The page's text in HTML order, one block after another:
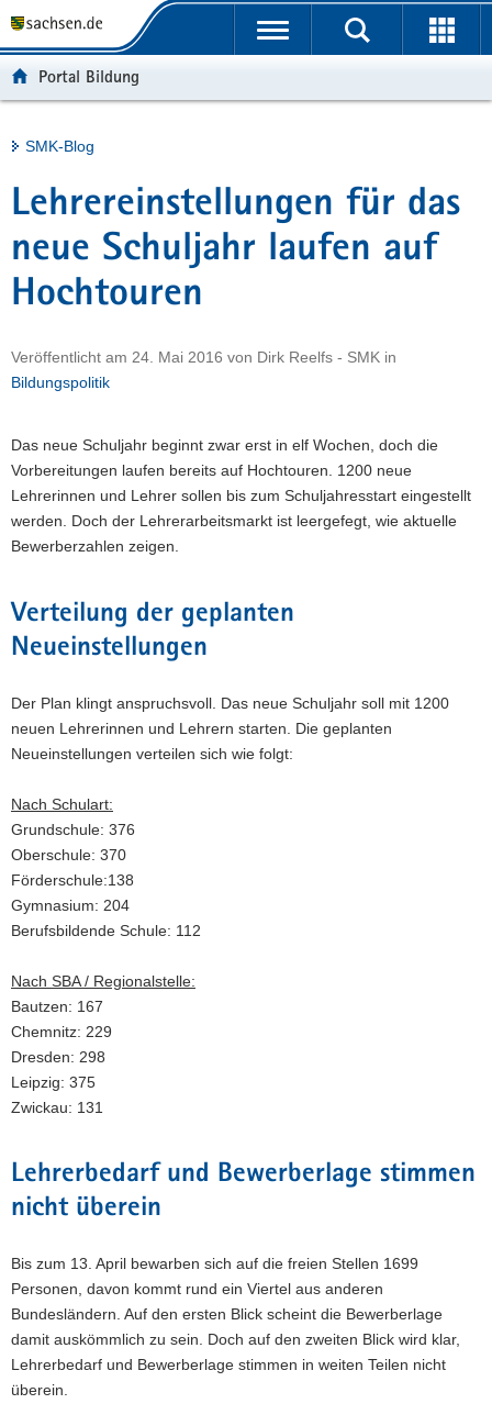
t
e
r
g
r
f
e
d
e
N
a
v
a
t
u
h
a
t
e
v
e
Portalübergreifende
Portal Bildung
Hauptinhalt
SMK-Blog
Lehrereinstellungen für das
neue Schuljahr laufen auf
Hochtouren
Veröffentlicht am 24. Mai 2016 von Dirk Reelfs - SMK in
Bildungspolitik
Das neue Schuljahr beginnt zwar erst in elf Wochen, doch die
Vorbereitungen laufen bereits auf Hochtouren. 1200 neue
Lehrerinnen und Lehrer sollen bis zum Schuljahresstart eingestellt
werden. Doch der Lehrerarbeitsmarkt ist leergefegt, wie aktuelle
Bewerberzahlen zeigen.
Verteilung der geplanten
Neueinstellungen
Der Plan klingt anspruchsvoll. Das neue Schuljahr soll mit 1200
neuen Lehrerinnen und Lehrern starten. Die geplanten
Neueinstellungen verteilen sich wie folgt:
Nach Schulart:
Grundschule: 376
Oberschule: 370
Förderschule:138
Gymnasium: 204
Berufsbildende Schule: 112
Nach SBA / Regionalstelle:
Bautzen: 167
Chemnitz: 229
Dresden: 298
Leipzig: 375
Zwickau: 131
Lehrerbedarf und Bewerberlage stimmen
nicht überein
Bis zum 13. April bewarben sich auf die freien Stellen 1699
Personen, davon kommt rund ein Viertel aus anderen
Bundesländern. Auf den ersten Blick scheint die Bewerberlage
damit auskömmlich zu sein. Doch auf den zweiten Blick wird klar,
Lehrerbedarf und Bewerberlage stimmen in weiten Teilen nicht
überein.